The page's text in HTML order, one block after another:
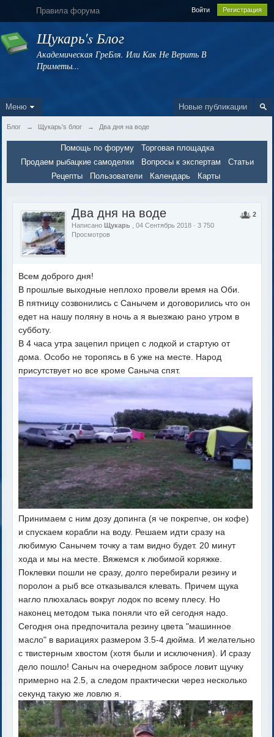
Правила форума Войти Регистрация
Щукарь's Блог
Академическая ГреБля. Или Как Не Верить В
Приметы...
Новые публикации
Меню
Блог → Щукарь's блог → Два дня на воде
Помощь по форуму
Торговая площадка
Продаем рыбацкие самоделки
Вопросы к экспертам
Статьи
Рецепты
Пользователи Календарь Карты
2
Два дня на воде
НаписаноЩукарь
, 04 Сентябрь 2018 · 3 750
Просмотров
Всем доброго дня!
В прошлые выходные неплохо провели время на Оби.
В пятницу созвонились с Санычем и договорились что он
едет на нашу поляну в ночь а я выезжаю рано утром в
субботу.
В 4 часа утра зацепил прицеп с лодкой и стартую от
дома. Особо не торопясь в 6 уже на месте. Народ
присутствует но все кроме Саныча спят.
Принимаем с ним дозу допинга (я че покрепче, он кофе)
и спускаем корабли на воду. Решаем идти сразу на
любимую Санычем точку а там видно будет. 20 минут
хода и мы на месте. Вяжемся к любимой коряжке.
Поклевки пошли не сразу, долго перебирали резину и
поролон а рыб все отказывался клевать. Причем щука
нагло плюхалась вокруг лодок по всему плесу. Но
наконец методом тыка поняли что ей сегодня надо.
Сегодня она предпочитала резину цвета "машинное
масло" в вариациях размером 3.5-4 дюйма. И желательно
с твистерным хвостом (хотя были и исключения). И сразу
дело пошло! Саныч на очередном забросе ловит щучку
примерно на 2.5, а следом практически через несколько
секунд такую же ловлю я.